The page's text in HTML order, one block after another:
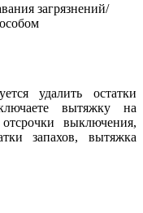
загрязнений/
удалить остатки
вытяжку на
выключения,
запахов, вытяжка